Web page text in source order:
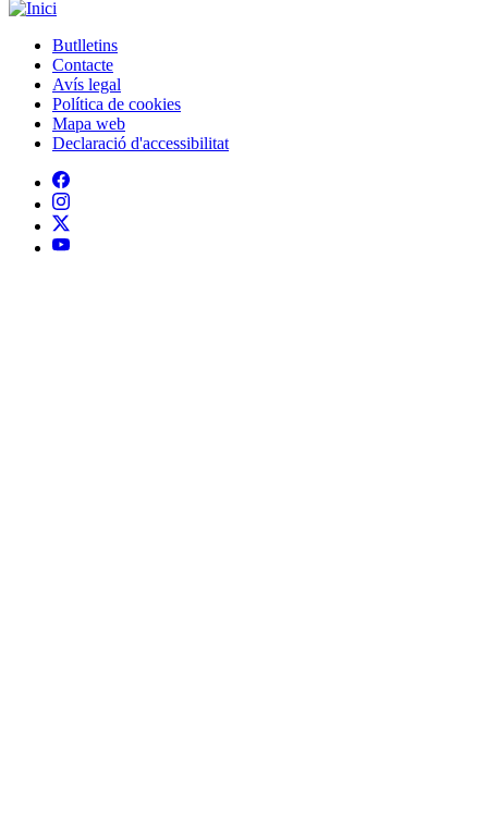
Peu
Butlletins
Contacte
Avís legal
Política de cookies
Mapa web
Declaració d'accessibilitat